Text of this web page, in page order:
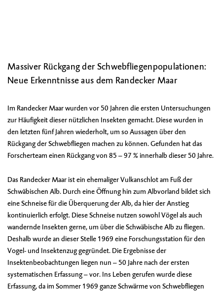
Massiver Rückgang der Schwebfliegenpopulationen:
Neue Erkenntnisse aus dem Randecker Maar
Im Randecker Maar wurden vor 50 Jahren die ersten Untersuchungen
zur Häufigkeit dieser nützlichen Insekten gemacht. Diese wurden in
den letzten fünf Jahren wiederholt, um so Aussagen über den
Rückgang der Schwebfliegen machen zu können. Gefunden hat das
Forscherteam einen Rückgang von 85 – 97 % innerhalb dieser 50 Jahre.
Das Randecker Maar ist ein ehemaliger Vulkanschlot am Fuß der
Schwäbischen Alb. Durch eine Öffnung hin zum Albvorland bildet sich
eine Schneise für die Überquerung der Alb, da hier der Anstieg
kontinuierlich erfolgt. Diese Schneise nutzen sowohl Vögel als auch
wandernde Insekten gerne, um über die Schwäbische Alb zu fliegen.
Deshalb wurde an dieser Stelle 1969 eine Forschungsstation für den
Vogel- und Insektenzug gegründet. Die Ergebnisse der
Insektenbeobachtungen liegen nun – 50 Jahre nach der ersten
systematischen Erfassung – vor. Ins Leben gerufen wurde diese
Erfassung, da im Sommer 1969 ganze Schwärme von Schwebfliegen